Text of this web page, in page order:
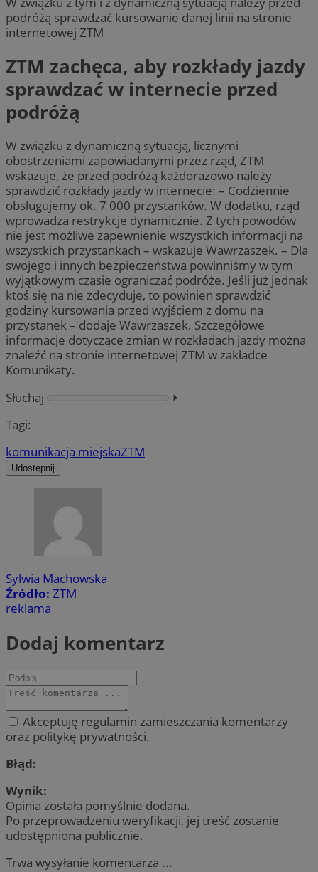
podróżą sprawdzać kursowanie danej linii na stronie
internetowej ZTM
ZTM zachęca, aby rozkłady jazdy
sprawdzać w internecie przed
podróżą
W związku z dynamiczną sytuacją, licznymi
obostrzeniami zapowiadanymi przez rząd, ZTM
wskazuje, że przed podróżą każdorazowo należy
sprawdzić rozkłady jazdy w internecie: – Codziennie
obsługujemy ok. 7 000 przystanków. W dodatku, rząd
wprowadza restrykcje dynamicznie. Z tych powodów
nie jest możliwe zapewnienie wszystkich informacji na
wszystkich przystankach – wskazuje Wawrzaszek. – Dla
swojego i innych bezpieczeństwa powinniśmy w tym
wyjątkowym czasie ograniczać podróże. Jeśli już jednak
ktoś się na nie zdecyduje, to powinien sprawdzić
godziny kursowania przed wyjściem z domu na
przystanek – dodaje Wawrzaszek. Szczegółowe
informacje dotyczące zmian w rozkładach jazdy można
znaleźć na stronie internetowej ZTM w zakładce
Komunikaty.
Słuchaj
⏵︎
Tagi:
komunikacja miejskaZTM
Udostępnij
Sylwia Machowska
Źródło: ZTM
reklama
Dodaj komentarz
Akceptuję regulamin zamieszczania komentarzy
oraz politykę prywatności.
Błąd:
Wynik:
Opinia została pomyślnie dodana.
Po przeprowadzeniu weryfikacji, jej treść zostanie
udostępniona publicznie.
Trwa wysyłanie komentarza ...